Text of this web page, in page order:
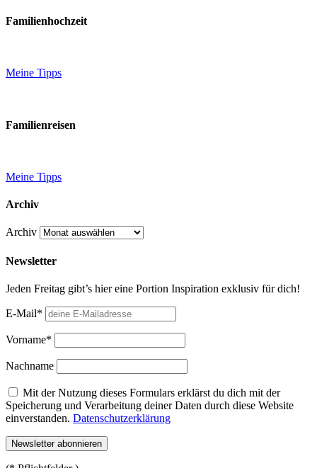
Familienhochzeit
Meine Tipps
Familienreisen
Meine Tipps
Archiv
Archiv
Newsletter
Jeden Freitag gibt’s hier eine Portion Inspiration exklusiv für dich!
E-Mail*
Vorname*
Nachname
Mit der Nutzung dieses Formulars erklärst du dich mit der
Speicherung und Verarbeitung deiner Daten durch diese Website
einverstanden. Datenschutzerklärung